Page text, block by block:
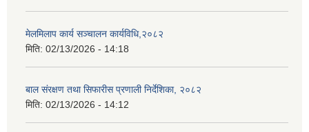
मेलमिलाप कार्य सञ्चालन कार्यविधि,२०८२
मिति: 02/13/2026 - 14:18
बाल संरक्षण तथा सिफारीस प्रणाली निर्देशिका, २०८२
मिति: 02/13/2026 - 14:12